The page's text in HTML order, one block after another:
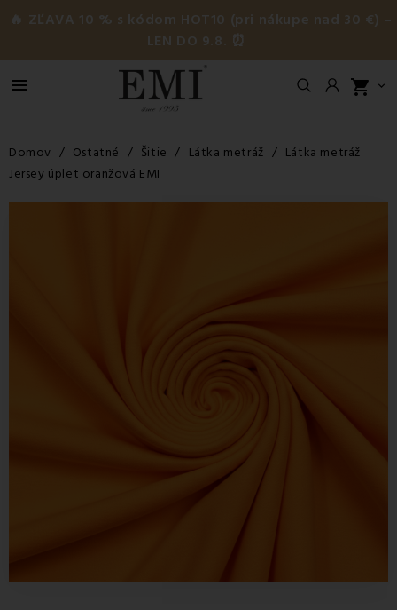
🔥 ZĽAVA 10 % s kódom HOT10 (pri nákupe nad 30 €) –
LEN DO 9.8. ⏰
 shopping_cart 
Domov Ostatné Šitie Látka metráž
Látka metráž
Jersey úplet oranžová EMI